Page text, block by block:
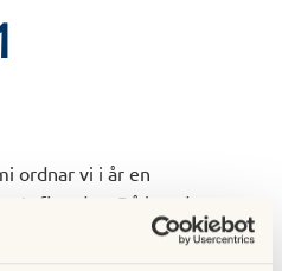
ordnar vi i år en
Då kan du som
(eller en del av ett uppdrag )